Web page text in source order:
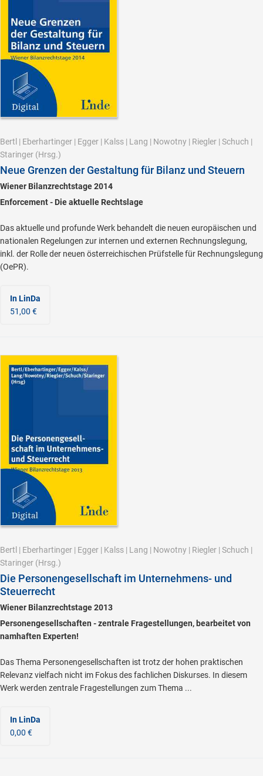
Bertl | Eberhartinger | Egger | Kalss | Lang | Nowotny | Riegler | Schuch |
Staringer (Hrsg.)
Neue Grenzen der Gestaltung für Bilanz und Steuern
Wiener Bilanzrechtstage 2014
Enforcement - Die aktuelle Rechtslage
Das aktuelle und profunde Werk behandelt die neuen europäischen und
nationalen Regelungen zur internen und externen Rechnungslegung,
inkl. der Rolle der neuen österreichischen Prüfstelle für Rechnungslegung
(OePR).
In LinDa
51,00 €
Bertl | Eberhartinger | Egger | Kalss | Lang | Nowotny | Riegler | Schuch |
Staringer (Hrsg.)
Die Personengesellschaft im Unternehmens- und
Steuerrecht
Wiener Bilanzrechtstage 2013
Personengesellschaften - zentrale Fragestellungen, bearbeitet von
namhaften Experten!
Das Thema Personengesellschaften ist trotz der hohen praktischen
Relevanz vielfach nicht im Fokus des fachlichen Diskurses. In diesem
Werk werden zentrale Fragestellungen zum Thema ...
In LinDa
0,00 €